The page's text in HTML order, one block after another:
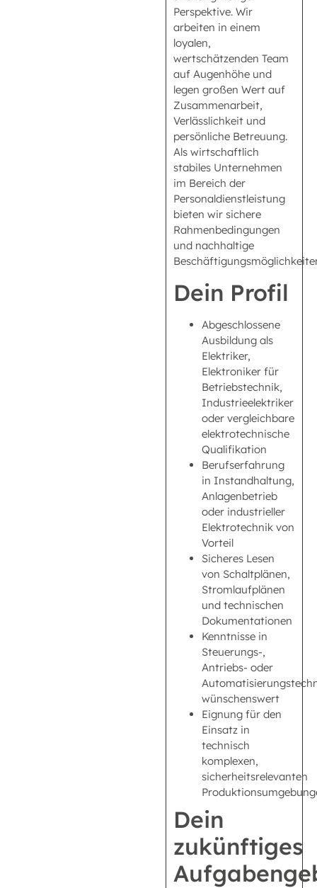
Perspektive. Wir
arbeiten in einem
loyalen,
wertschätzenden Team
auf Augenhöhe und
legen großen Wert auf
Zusammenarbeit,
Verlässlichkeit und
persönliche Betreuung.
Als wirtschaftlich
stabiles Unternehmen
im Bereich der
Personaldienstleistung
bieten wir sichere
Rahmenbedingungen
und nachhaltige
Dein Profil
Abgeschlossene
Ausbildung als
Elektriker,
Elektroniker für
Betriebstechnik,
Industrieelektriker
oder vergleichbare
elektrotechnische
Qualifikation
Berufserfahrung
in Instandhaltung,
Anlagenbetrieb
oder industrieller
Elektrotechnik von
Vorteil
Sicheres Lesen
von Schaltplänen,
Stromlaufplänen
und technischen
Dokumentationen
Kenntnisse in
Steuerungs-,
Antriebs- oder
wünschenswert
Eignung für den
Einsatz in
technisch
komplexen,
sicherheitsrelevanten
Dein
zukünftiges